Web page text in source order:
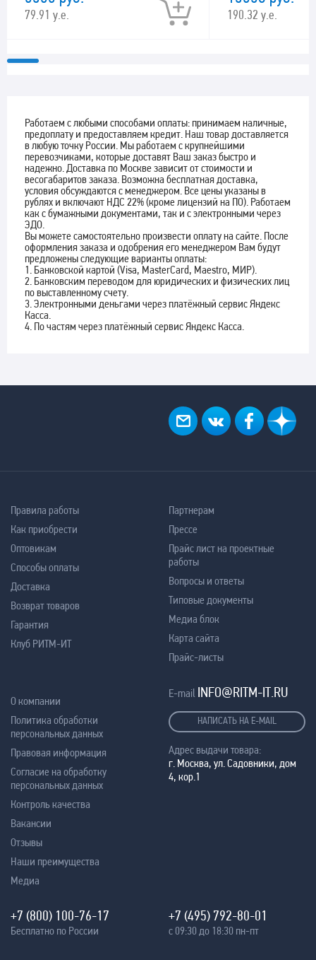
79.91 у.е. 190.32 у.е.
Работаем с любыми способами оплаты: принимаем наличные,
предоплату и предоставляем кредит. Наш товар доставляется
в любую точку России. Мы работаем с крупнейшими
перевозчиками, которые доставят Ваш заказ быстро и
надежно. Доставка по Москве зависит от стоимости и
весогабаритов заказа. Возможна бесплатная доставка,
условия обсуждаются с менеджером. Все цены указаны в
рублях и включают НДС 22% (кроме лицензий на ПО). Работаем
как с бумажными документами, так и с электронными через
ЭДО.
Вы можете самостоятельно произвести оплату на сайте. После
оформления заказа и одобрения его менеджером Вам будут
предложены следующие варианты оплаты:
1. Банковской картой (Visa, MasterCard, Maestro, МИР).
2. Банковским переводом для юридических и физических лиц
по выставленному счету.
3. Электронными деньгами через платёжный сервис Яндекс
Касса.
4. По частям через платёжный сервис Яндекс Касса.
Правила работы
Как приобрести
Оптовикам
Способы оплаты
Доставка
Возврат товаров
Гарантия
Клуб РИТМ-ИТ
Партнерам
Прессе
Прайс лист на проектные
работы
Вопросы и ответы
Типовые документы
Медиа блок
Карта сайта
Прайс-листы
О компании
Политика обработки
персональных данных
Правовая информация
Согласие на обработку
персональных данных
Контроль качества
Вакансии
Отзывы
Наши преимущества
Медиа
E-mail INFO@RITM-IT.RU
НАПИСАТЬ НА E-MAIL
Адрес выдачи товара:
г. Москва, ул. Садовники, дом
4, кор.1
+7 (800) 100-76-17
Бесплатно по России
+7 (495) 792-80-01
с 09:30 до 18:30 пн-пт